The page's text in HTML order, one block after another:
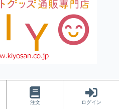
注文 ログイン